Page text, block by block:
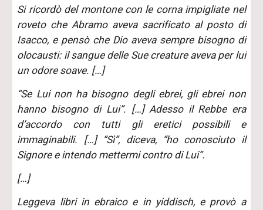
Si ricordò del montone con le corna impigliate nel
roveto che Abramo aveva sacrificato al posto di
Isacco, e pensò che Dio aveva sempre bisogno di
olocausti: il sangue delle Sue creature aveva per lui
un odore soave. […]
“Se Lui non ha bisogno degli ebrei, gli ebrei non
hanno bisogno di Lui”. […] Adesso il Rebbe era
d’accordo con tutti gli eretici possibili e
immaginabili. […] “Sì”, diceva, “ho conosciuto il
Signore e intendo mettermi contro di Lui”.
[…]
Leggeva libri in ebraico e in yiddisch, e provò a